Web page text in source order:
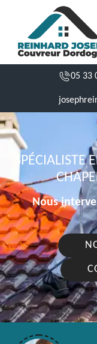
05 33
SPÉCIALISTE
Nous